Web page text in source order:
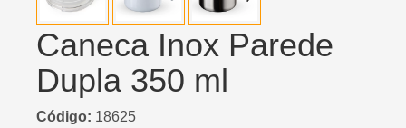
Caneca Inox Parede
Dupla 350 ml
Código: 18625